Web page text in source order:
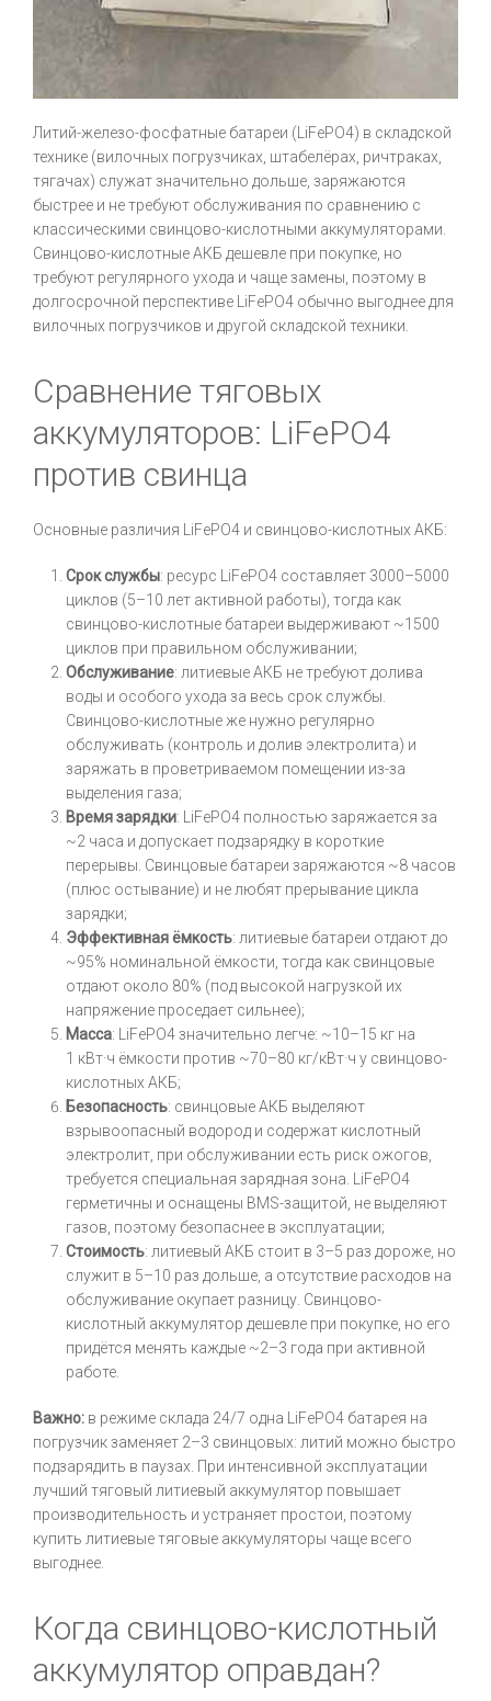
Литий-железо-фосфатные батареи (LiFePO4) в складской
технике (вилочных погрузчиках, штабелёрах, ричтраках,
тягачах) служат значительно дольше, заряжаются
быстрее и не требуют обслуживания по сравнению с
классическими свинцово-кислотными аккумуляторами.
Свинцово-кислотные АКБ дешевле при покупке, но
требуют регулярного ухода и чаще замены, поэтому в
долгосрочной перспективе LiFePO4 обычно выгоднее для
вилочных погрузчиков и другой складской техники.
Сравнение тяговых
аккумуляторов: LiFePO4
против свинца
Основные различия LiFePO4 и свинцово-кислотных АКБ:
Срок службы: ресурс LiFePO4 составляет 3000–5000
циклов (5–10 лет активной работы), тогда как
свинцово-кислотные батареи выдерживают ~1500
циклов при правильном обслуживании;
Обслуживание: литиевые АКБ не требуют долива
воды и особого ухода за весь срок службы.
Свинцово-кислотные же нужно регулярно
обслуживать (контроль и долив электролита) и
заряжать в проветриваемом помещении из-за
выделения газа;
Время зарядки: LiFePO4 полностью заряжается за
~2 часа и допускает подзарядку в короткие
перерывы. Свинцовые батареи заряжаются ~8 часов
(плюс остывание) и не любят прерывание цикла
зарядки;
Эффективная ёмкость: литиевые батареи отдают до
~95% номинальной ёмкости, тогда как свинцовые
отдают около 80% (под высокой нагрузкой их
напряжение проседает сильнее);
Масса: LiFePO4 значительно легче: ~10–15 кг на
1 кВт·ч ёмкости против ~70–80 кг/кВт·ч у свинцово-
кислотных АКБ;
Безопасность: свинцовые АКБ выделяют
взрывоопасный водород и содержат кислотный
электролит, при обслуживании есть риск ожогов,
требуется специальная зарядная зона. LiFePO4
герметичны и оснащены BMS-защитой, не выделяют
газов, поэтому безопаснее в эксплуатации;
Стоимость: литиевый АКБ стоит в 3–5 раз дороже, но
служит в 5–10 раз дольше, а отсутствие расходов на
обслуживание окупает разницу. Свинцово-
кислотный аккумулятор дешевле при покупке, но его
придётся менять каждые ~2–3 года при активной
работе.
Важно: в режиме склада 24/7 одна LiFePO4 батарея на
погрузчик заменяет 2–3 свинцовых: литий можно быстро
подзарядить в паузах. При интенсивной эксплуатации
лучший тяговый литиевый аккумулятор повышает
производительность и устраняет простои, поэтому
купить литиевые тяговые аккумуляторы чаще всего
выгоднее.
Когда свинцово-кислотный
аккумулятор оправдан?